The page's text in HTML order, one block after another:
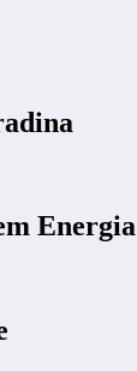
Energia